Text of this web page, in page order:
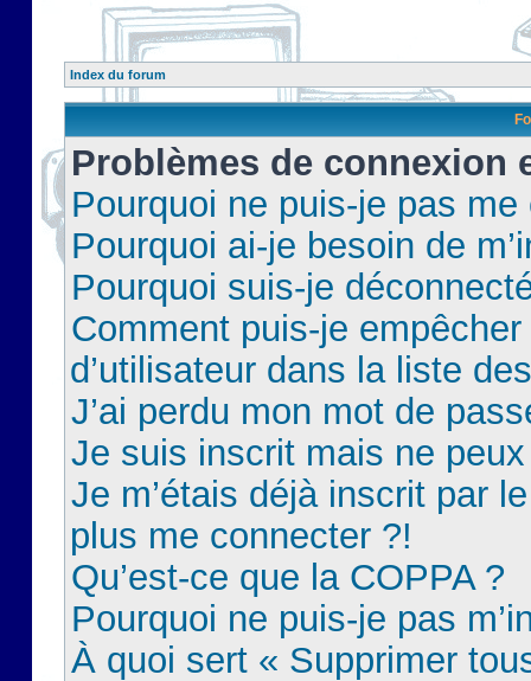
Index du forum
Problèmes de connexion
Pourquoi ne puis-je pas
Pourquoi ai-je besoin de
Pourquoi suis-je
Comment puis-je
d’utilisateur dans la liste
J’ai perdu mon mot de
Je suis inscrit mais ne
Je m’étais déjà inscrit par
plus me connecter ?!
Qu’est-ce que la COPPA ?
Pourquoi ne puis-je pas
À quoi sert « Supprimer